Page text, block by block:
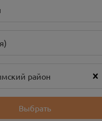
район
Выбрать